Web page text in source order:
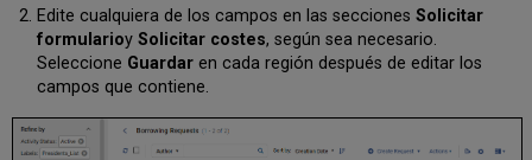
Edite cualquiera de los campos en las secciones Solicitar
formularioySolicitar costes, según sea necesario.
Seleccione Guardaren cada región después de editar los
campos que contiene.